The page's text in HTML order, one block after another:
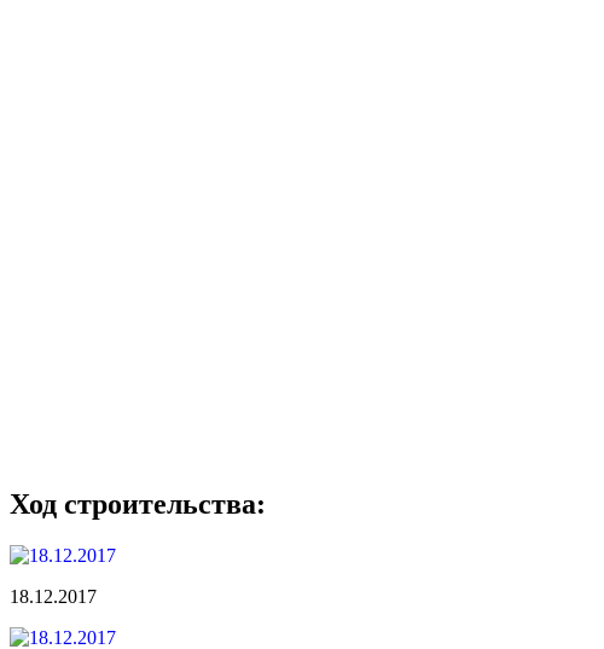
Ход строительства:
18.12.2017